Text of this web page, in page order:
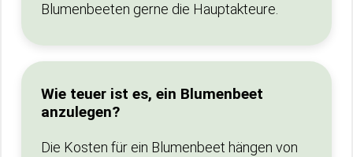
Blumenbeeten gerne die Hauptakteure.
Wie teuer ist es, ein Blumenbeet
anzulegen?
Die Kosten für ein Blumenbeet hängen von